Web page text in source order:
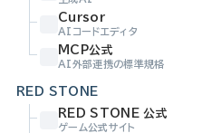
Cursor
AIコードエディタ
MCP公式
AI外部連携の標準規格
RED STONE
RED STONE 公式
ゲーム公式サイト